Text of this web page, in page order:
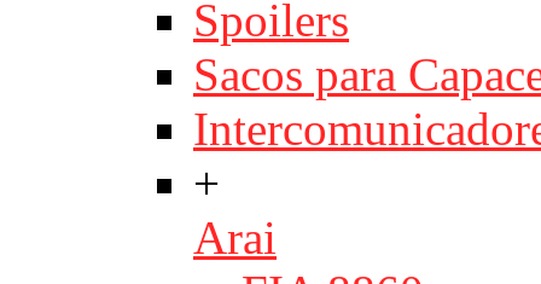
Spoilers
Sacos para
+
Arai